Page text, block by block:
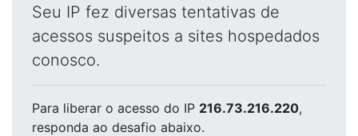
Seu IP fez diversas tentativas de
acessos suspeitos a sites hospedados
conosco.
Para liberar o acesso do IP 216.73.216.220,
responda ao desafio abaixo.